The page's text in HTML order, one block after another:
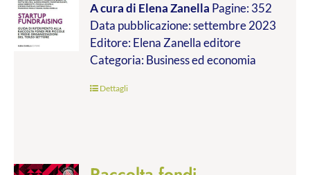
prezzo:
da
€24.99
a
A cura di Elena Zanella Pagine: 352
Data pubblicazione: settembre 2023
Editore: Elena Zanella editore
Categoria: Business ed economia
Dettagli